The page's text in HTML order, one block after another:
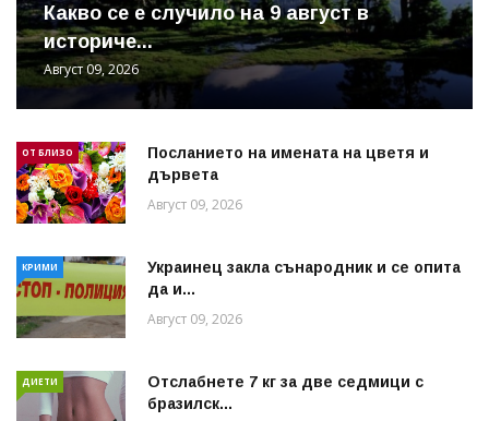
Какво се е случило на 9 август в
историче...
Август 09, 2026
ОТ БЛИЗО
Посланието на имената на цветя и
дървета
Август 09, 2026
КРИМИ
Украинец закла сънародник и се опита
да и...
Август 09, 2026
ДИЕТИ
Отслабнете 7 кг за две седмици с
бразилск...